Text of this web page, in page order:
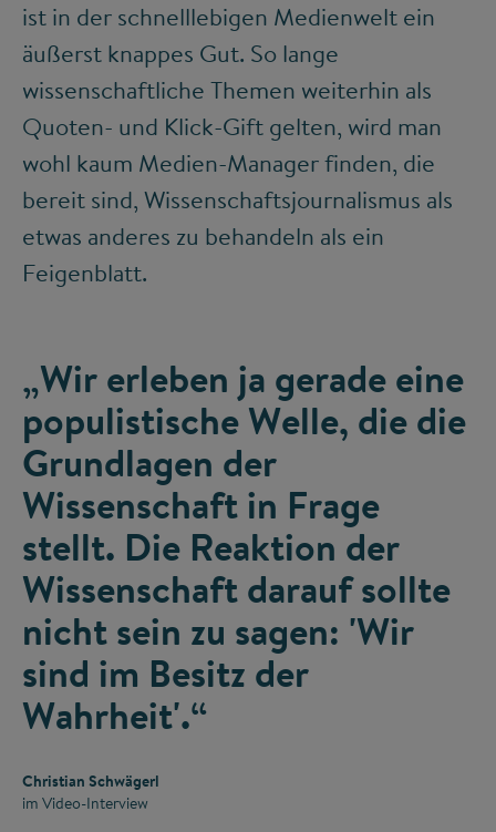
ist in der schnelllebigen Medienwelt ein
äußerst knappes Gut. So lange
wissenschaftliche Themen weiterhin als
Quoten- und Klick-Gift gelten, wird man
wohl kaum Medien-Manager finden, die
bereit sind, Wissenschaftsjournalismus als
etwas anderes zu behandeln als ein
Feigenblatt.
„Wir erleben ja gerade eine
populistische Welle, die die
Grundlagen der
Wissenschaft in Frage
stellt. Die Reaktion der
Wissenschaft darauf sollte
nicht sein zu sagen: 'Wir
sind im Besitz der
Wahrheit'.“
Christian Schwägerl
im Video-Interview